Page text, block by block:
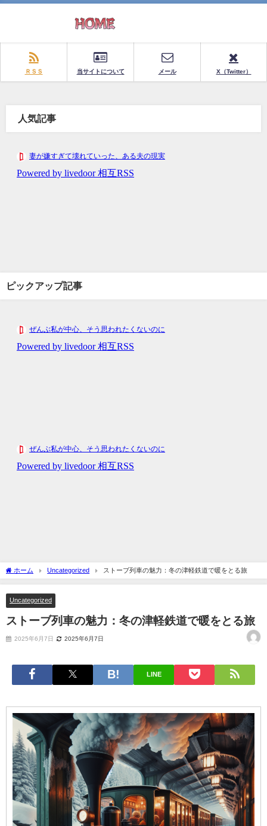
ＲＳＳ 当サイトについて メール X（Twitter）
人気記事
ピックアップ記事
ホーム Uncategorized ストーブ列車の魅力：冬の津軽鉄道で暖をとる旅
Uncategorized
ストーブ列車の魅力：冬の津軽鉄道で暖をとる旅
2025年6月7日 2025年6月7日
LINE